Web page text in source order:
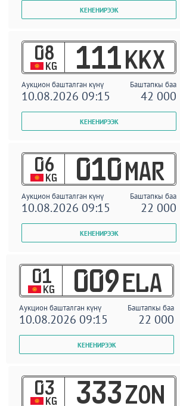
08
KG 111 KKX
Аукцион башталган күнү Баштапкы баа
10.08.2026 09:15 42 000
06
KG 010 MAR
Аукцион башталган күнү Баштапкы баа
10.08.2026 09:15 22 000
01
KG 009 ELA
Аукцион башталган күнү Баштапкы баа
10.08.2026 09:15 22 000
03
KG 333 ZON